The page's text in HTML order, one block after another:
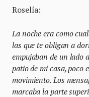
Roselía:
La noche era como
las que te obligan a
empujaban de un lado
patio de mi casa, poco
movimiento. Los
marcaba la parte